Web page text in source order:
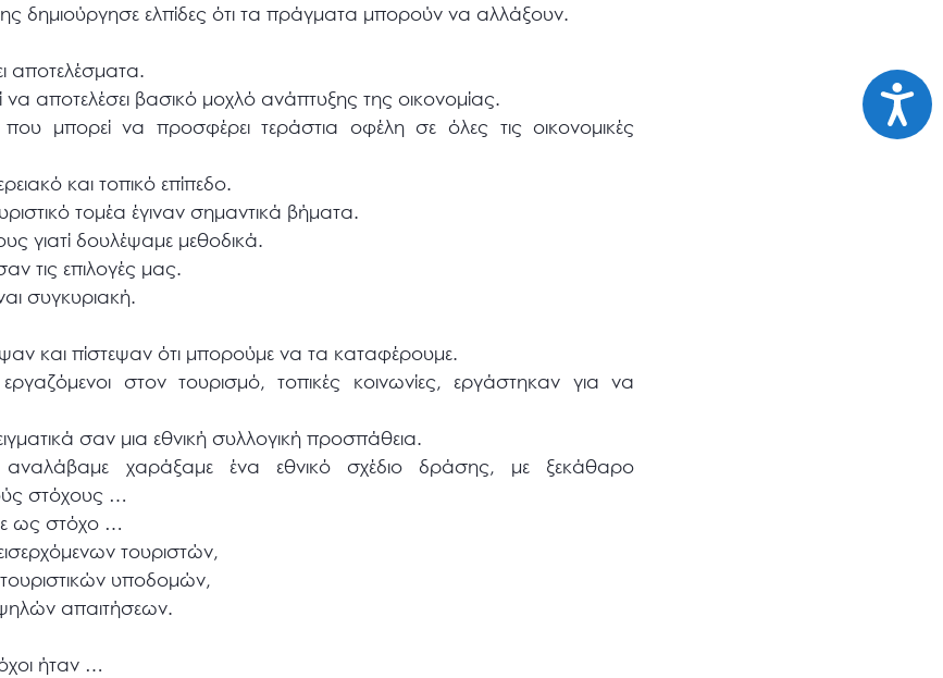
δημιούργησε ελπίδες ότι τα πράγματα μπορούν να αλλάξουν.
αποτελέσματα.
να αποτελέσει βασικό μοχλό ανάπτυξης της οικονομίας.
μπορεί να προσφέρει τεράστια οφέλη σε όλες τις οικονομικές
και τοπικό επίπεδο.
τομέα έγιναν σημαντικά βήματα.
γιατί δουλέψαμε μεθοδικά.
τις επιλογές μας.
συγκυριακή.
και πίστεψαν ότι μπορούμε να τα καταφέρουμε.
στον τουρισμό, τοπικές κοινωνίες, εργάστηκαν για να
σαν μια εθνική συλλογική προσπάθεια.
χαράξαμε ένα εθνικό σχέδιο δράσης, με ξεκάθαρο
στόχους …
ως στόχο …
τουριστών,
υποδομών,
απαιτήσεων.
ήταν …